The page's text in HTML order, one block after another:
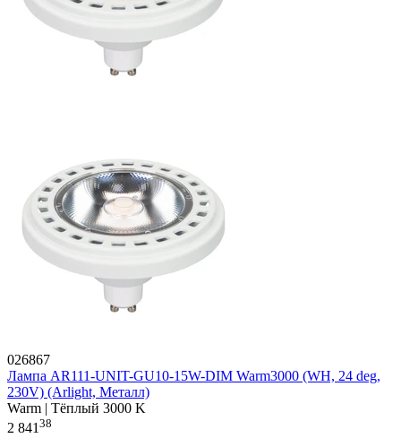
026867
Лампа AR111-UNIT-GU10-15W-DIM Warm3000 (WH, 24 deg,
230V) (Arlight, Металл)
Warm | Тёплый 3000 K
2 841 38